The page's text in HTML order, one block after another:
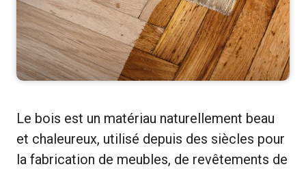
Le bois est un matériau naturellement beau
et chaleureux, utilisé depuis des siècles pour
la fabrication de meubles, de revêtements de